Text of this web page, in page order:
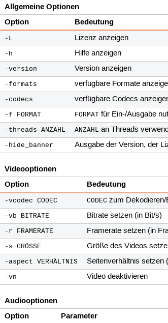
Allgemeine Optionen
Option
Bedeutung
-L Lizenz anzeigen
-h Hilfe anzeigen
-version Version anzeigen
-formats verfügbare Formate
-codecs verfügbare Codecs
-f FORMAT FORMAT für Ein-/Ausgabe
-threads ANZAHL ANZAHL an Threads
-hide_banner Ausgabe der Version, der
Videooptionen
Option
Bedeutung
-vcodec CODEC CODEC zum
-vb BITRATE Bitrate setzen (in Bit/s)
-r FRAMERATE Framerate setzen (in
-s GRÖSSE Größe des Videos
-aspect VERHÄLTNIS Seitenverhältnis setzen
-vn Video deaktivieren
Audiooptionen
Option
Parameter